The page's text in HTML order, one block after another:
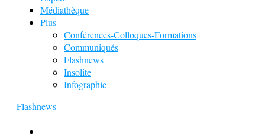
Médiathèque
Plus
Conférences-Colloques-Formations
Communiqués
Flashnews
Insolite
Infographie
Flashnews